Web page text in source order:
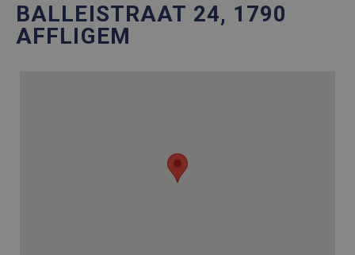
BALLEISTRAAT 24, 1790
AFFLIGEM